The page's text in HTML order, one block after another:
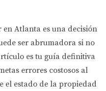
Atlanta es una decisión
ser abrumadora si no
es tu guía definitiva
errores costosos al
el estado de la propiedad